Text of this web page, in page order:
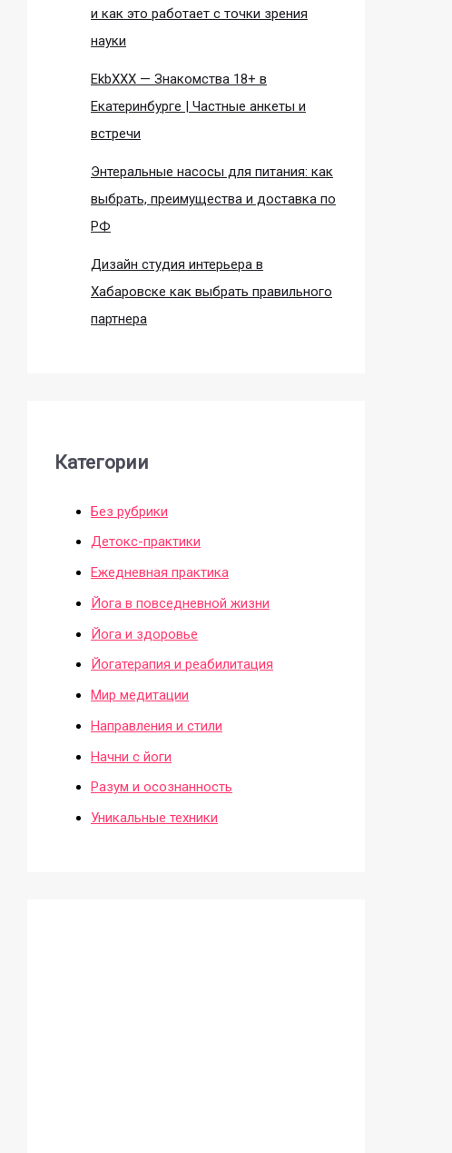
и как это работает с точки зрения
науки
EkbXXX — Знакомства 18+ в
Екатеринбурге | Частные анкеты и
встречи
Энтеральные насосы для питания: как
выбрать, преимущества и доставка по
РФ
Дизайн студия интерьера в
Хабаровске как выбрать правильного
партнера
Категории
Без рубрики
Детокс-практики
Ежедневная практика
Йога в повседневной жизни
Йога и здоровье
Йогатерапия и реабилитация
Мир медитации
Направления и стили
Начни с йоги
Разум и осознанность
Уникальные техники